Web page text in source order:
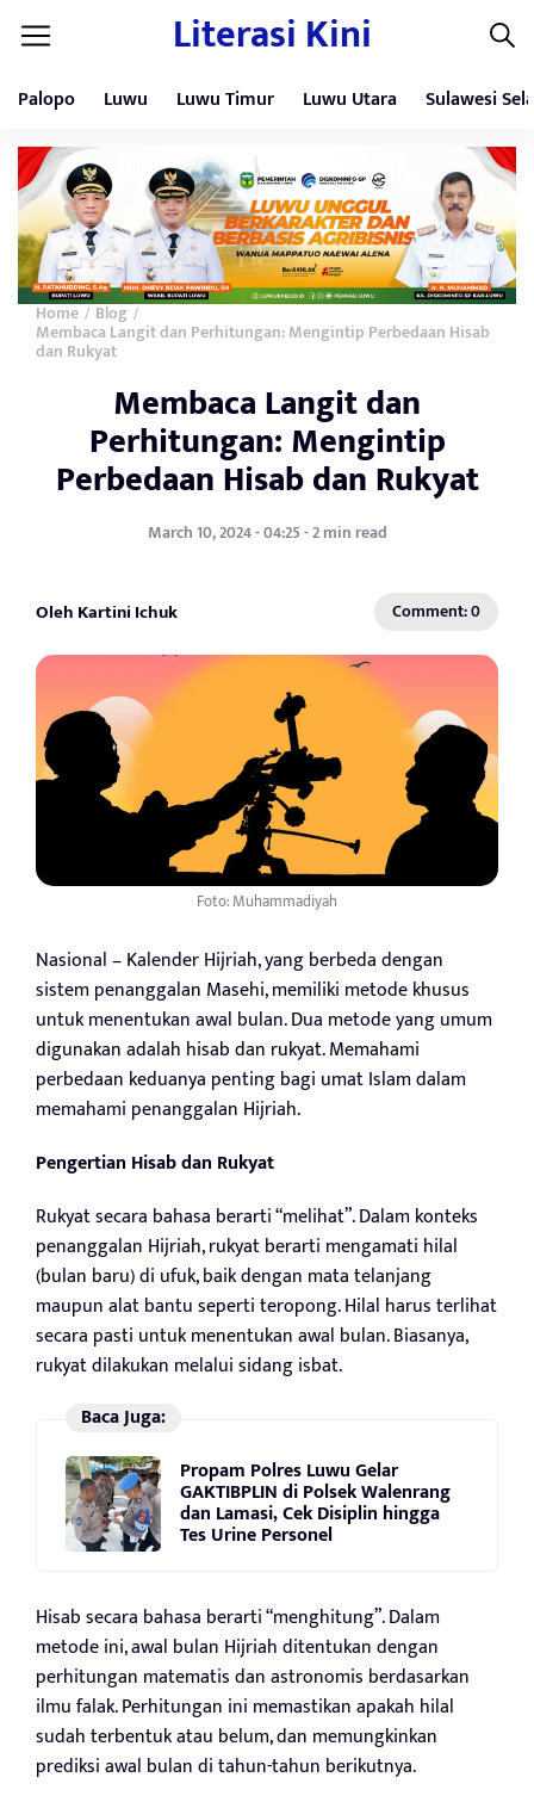
Literasi Kini
Palopo Luwu Luwu Timur Luwu Utara Sulawesi
Home / Blog /
Membaca Langit dan Perhitungan: Mengintip Perbedaan Hisab
dan Rukyat
Membaca Langit dan
Perhitungan: Mengintip
Perbedaan Hisab dan Rukyat
March 10, 2024 - 04:25 - 2 min read
Oleh Kartini Ichuk Comment: 0
Foto: Muhammadiyah
Nasional – Kalender Hijriah, yang berbeda dengan
sistem penanggalan Masehi, memiliki metode khusus
untuk menentukan awal bulan. Dua metode yang umum
digunakan adalah hisab dan rukyat. Memahami
perbedaan keduanya penting bagi umat Islam dalam
memahami penanggalan Hijriah.
Pengertian Hisab dan Rukyat
Rukyat secara bahasa berarti “melihat”. Dalam konteks
penanggalan Hijriah, rukyat berarti mengamati hilal
(bulan baru) di ufuk, baik dengan mata telanjang
maupun alat bantu seperti teropong. Hilal harus terlihat
secara pasti untuk menentukan awal bulan. Biasanya,
rukyat dilakukan melalui sidang isbat.
Baca Juga:
Propam Polres Luwu Gelar
GAKTIBPLIN di Polsek Walenrang
dan Lamasi, Cek Disiplin hingga
Tes Urine Personel
Hisab secara bahasa berarti “menghitung”. Dalam
metode ini, awal bulan Hijriah ditentukan dengan
perhitungan matematis dan astronomis berdasarkan
ilmu falak. Perhitungan ini memastikan apakah hilal
sudah terbentuk atau belum, dan memungkinkan
prediksi awal bulan di tahun-tahun berikutnya.